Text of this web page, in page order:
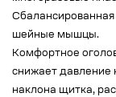
Сбалансированная
шейные мышцы.
Комфортное
снижает давление
наклона щитка,